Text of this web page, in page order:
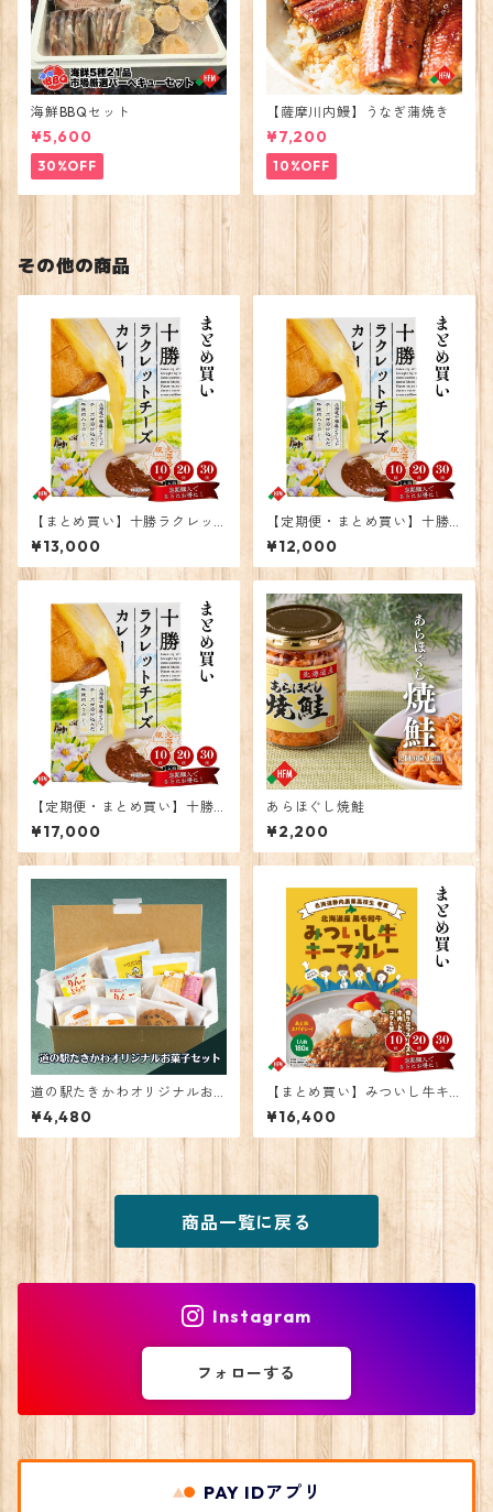
海鮮BBQセット
¥5,600
30%OFF
【薩摩川内鰻】うなぎ蒲焼き
¥7,200
10%OFF
その他の商品
【まとめ買い】十勝ラクレッ
トチーズカレー20個
¥13,000
【定期便・まとめ買い】十勝
ラクレットチーズカレー 20
個
¥12,000
【定期便・まとめ買い】十勝
ラクレットチーズカレー 30
個
¥17,000
あらほぐし焼鮭
¥2,200
道の駅たきかわオリジナルお
菓子セット
¥4,480
【まとめ買い】みついし牛キ
ーマカレー20個
¥16,400
商品一覧に戻る
Instagram
フォローする
PAY IDアプリ